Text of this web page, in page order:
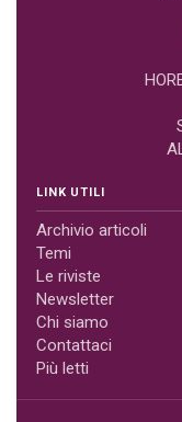
LINK UTILI
Archivio articoli
Temi
Le riviste
Newsletter
Chi siamo
Contattaci
Più letti